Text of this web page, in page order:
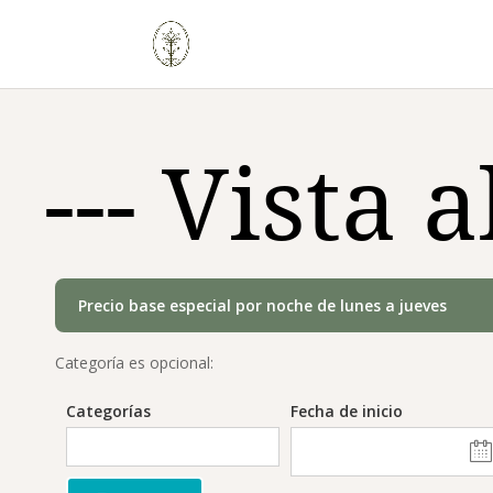
--- Vista
Precio base especial por noche de lunes a jueves
Categoría es opcional:
Categorías Fecha de inicio